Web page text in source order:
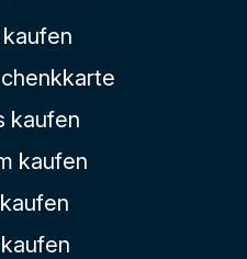
kaufen
kaufen